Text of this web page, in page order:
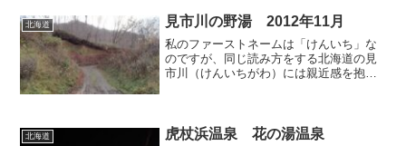
け入れており、21:30までは入浴のみのお
客さんで混雑するため、そ...
北海道 見市川の野湯 2012年11月
私のファーストネームは「けんいち」な
のですが、同じ読み方をする北海道の見
市川（けんいちがわ）には親近感を抱い
国道から岐かれるこ...
北海道 虎杖浜温泉 花の湯温泉